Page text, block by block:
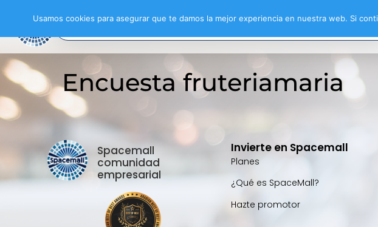
Encuesta fruteriamaria
Spacemall
comunidad
empresarial
Invierte en Spacemall
Planes
¿Qué es SpaceMall?
Hazte promotor
Usamos cookies para asegurar que te damos la mejor experiencia en nuestra web. Si